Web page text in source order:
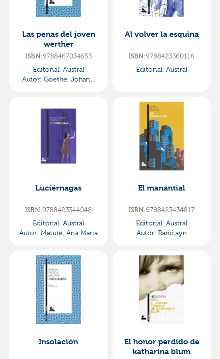
Las penas del joven
werther
ISBN:9788467034653
Editorial: Austral
Autor: Goethe, Johann
Al volver la esquina
ISBN:9788423360116
Editorial: Austral
Luciérnagas
ISBN:9788423344048
Editorial: Austral
Autor: Matute, Ana Maria
El manantial
ISBN:9788423434817
Editorial: Austral
Autor: Rand,ayn
Insolación
El honor perdido de
katharina blum